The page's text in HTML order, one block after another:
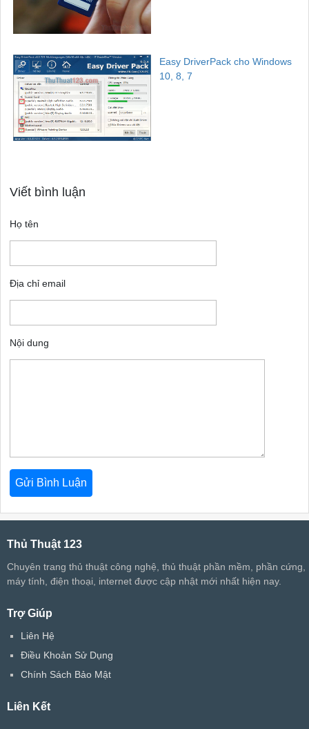
Easy DriverPack cho Windows
10, 8, 7
Viết bình luận
Họ tên
Địa chỉ email
Nội dung
Thủ Thuật 123
Chuyên trang thủ thuật công nghệ, thủ thuật phần mềm, phần cứng,
máy tính, điện thoại, internet được cập nhật mới nhất hiện nay.
Trợ Giúp
Liên Hệ
Điều Khoản Sử Dụng
Chính Sách Bảo Mật
Liên Kết